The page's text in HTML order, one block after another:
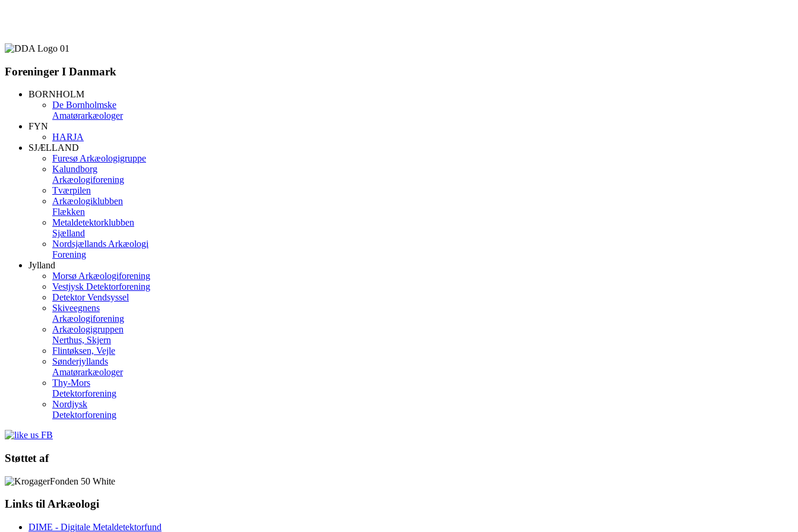
Foreninger I Danmark
BORNHOLM
De Bornholmske
Amatørarkæologer
FYN
HARJA
SJÆLLAND
Furesø Arkæologigruppe
Kalundborg
Arkæologiforening
Tværpilen
Arkæologiklubben
Flækken
Metaldetektorklubben
Sjælland
Nordsjællands Arkæologi
Forening
Jylland
Morsø Arkæologiforening
Vestjysk Detektorforening
Detektor Vendsyssel
Skiveegnens
Arkæologiforening
Arkæologigruppen
Nerthus, Skjern
Flintøksen, Vejle
Sønderjyllands
Amatørarkæologer
Thy-Mors
Detektorforening
Nordjysk
Detektorforening
Støttet af
Links til Arkæologi
DIME - Digitale Metaldetektorfund